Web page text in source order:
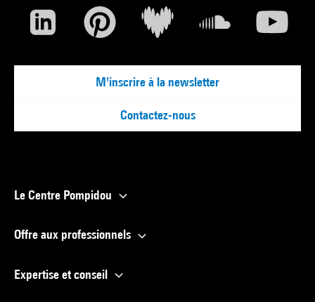
M'inscrire à la newsletter
Contactez-nous
Le Centre Pompidou
Offre aux professionnels
Expertise et conseil